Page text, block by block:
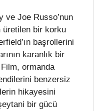
ve Joe Russo’nun
üretilen bir korku
başrollerini
karanlık bir
ormanda
benzersiz
hikayesini
bir gücü